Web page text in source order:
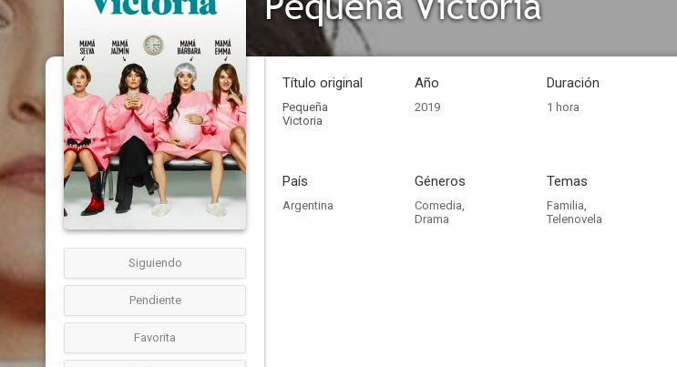
Siguiendo
Pendiente
Favorita
Título original
Pequeña
Victoria
Año
2019
Duración
1 hora
País
Argentina
Géneros
Comedia,
Drama
Temas
Familia,
Telenovela